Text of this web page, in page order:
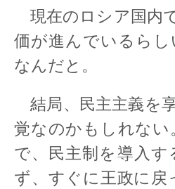
現在のロシア国内
価が進んでいるら
なんだと。
結局、民主主義を
覚なのかもしれない
で、民主制を導入
ず、すぐに王政に